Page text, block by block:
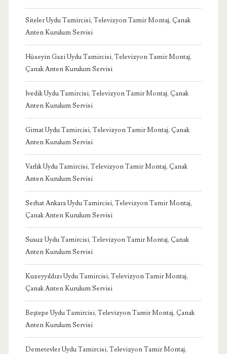
Siteler Uydu Tamircisi, Televizyon Tamir Montaj, Çanak
Anten Kurulum Servisi
Hüseyin Gazi Uydu Tamircisi, Televizyon Tamir Montaj,
Çanak Anten Kurulum Servisi
İvedik Uydu Tamircisi, Televizyon Tamir Montaj, Çanak
Anten Kurulum Servisi
Gimat Uydu Tamircisi, Televizyon Tamir Montaj, Çanak
Anten Kurulum Servisi
Varlık Uydu Tamircisi, Televizyon Tamir Montaj, Çanak
Anten Kurulum Servisi
Serhat Ankara Uydu Tamircisi, Televizyon Tamir Montaj,
Çanak Anten Kurulum Servisi
Susuz Uydu Tamircisi, Televizyon Tamir Montaj, Çanak
Anten Kurulum Servisi
Kuzeyyıldızı Uydu Tamircisi, Televizyon Tamir Montaj,
Çanak Anten Kurulum Servisi
Beştepe Uydu Tamircisi, Televizyon Tamir Montaj, Çanak
Anten Kurulum Servisi
Demetevler Uydu Tamircisi, Televizyon Tamir Montaj,